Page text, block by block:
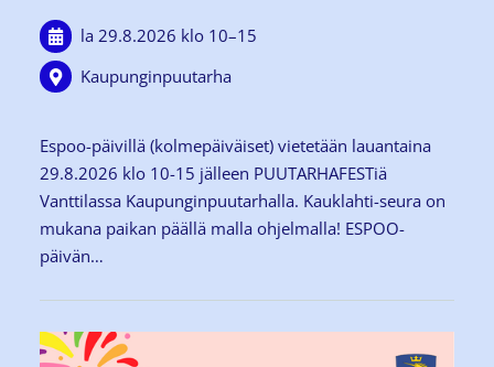
la 29.8.2026 klo 10–15
Kaupunginpuutarha
Espoo-päivillä (kolmepäiväiset) vietetään lauantaina
29.8.2026 klo 10-15 jälleen PUUTARHAFESTiä
Vanttilassa Kaupunginpuutarhalla. Kauklahti-seura on
mukana paikan päällä malla ohjelmalla! ESPOO-
päivän…